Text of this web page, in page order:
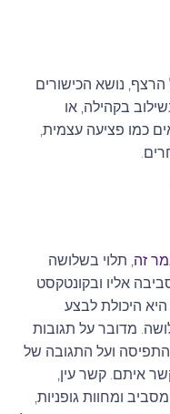
נושא הכישורים
בקהילה, או
כמו פציעה עצמית,
זה, תלוי בשלושה
אליו ובקונטקסט
היכולת לבצע
מדובר על תגובות
התפיסה ועל התגובה של
איתם. קשר עין,
ומחוות גופניות,